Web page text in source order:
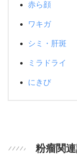
赤ら顔
ワキガ
シミ・肝斑
ミラドライ
にきび
粉瘤関